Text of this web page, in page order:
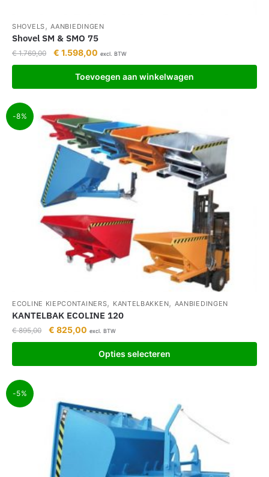
SHOVELS,AANBIEDINGEN
Shovel SM & SMO 75
€1.769,00 € 1.598,00 excl. BTW
Toevoegen aan winkelwagen
-8%
ECOLINE KIEPCONTAINERS, KANTELBAKKEN, AANBIEDINGEN
KANTELBAK ECOLINE 120
€895,00 € 825,00 excl. BTW
Opties selecteren
-5%